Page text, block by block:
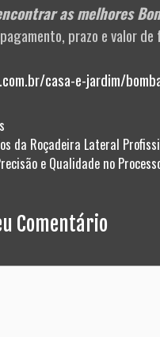
as melhores
prazo e valor
casa-e-jardim/
da Roçadeira Lateral
e Qualidade no
Comentário